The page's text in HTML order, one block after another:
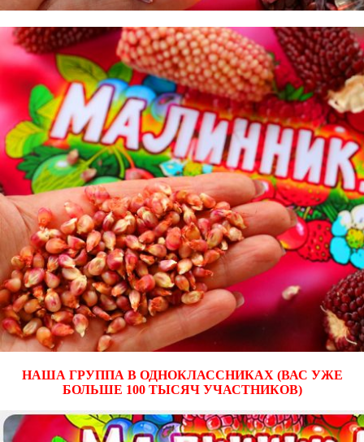
НАША ГРУППА В ОДНОКЛАССНИКАХ (ВАС УЖЕ
БОЛЬШЕ 100 ТЫСЯЧ УЧАСТНИКОВ)